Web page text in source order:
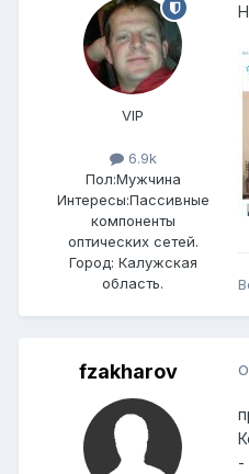
VIP
6.9k
Пол:Мужчина
Интересы:Пассивные
компоненты
оптических сетей.
Город: Калужская
область.
fzakharov
-